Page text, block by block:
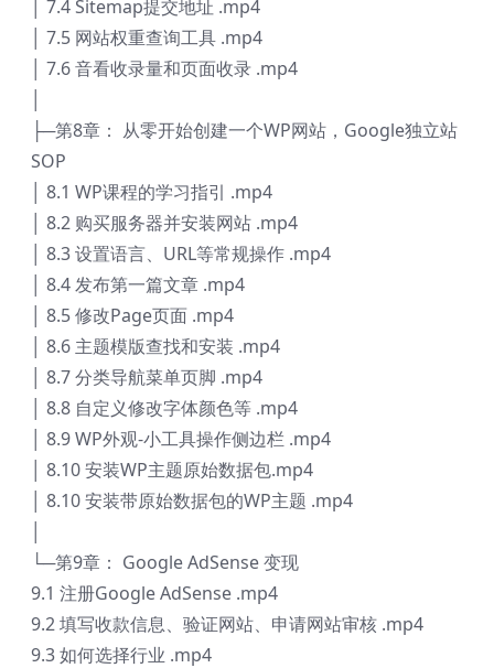
│ 7.4 Sitemap提交地址 .mp4
│ 7.5 网站权重查询工具 .mp4
│ 7.6 音看收录量和页面收录 .mp4
├─第8章： 从零开始创建一个WP网站，Google独立站
SOP
│ 8.1 WP课程的学习指引 .mp4
│ 8.2 购买服务器并安装网站 .mp4
│ 8.3 设置语言、URL等常规操作 .mp4
│ 8.4 发布第一篇文章 .mp4
│ 8.5 修改Page页面 .mp4
│ 8.6 主题模版查找和安装 .mp4
│ 8.7 分类导航菜单页脚 .mp4
│ 8.8 自定义修改字体颜色等 .mp4
│ 8.9 WP外观-小工具操作侧边栏 .mp4
│ 8.10 安装WP主题原始数据包.mp4
│ 8.10 安装带原始数据包的WP主题 .mp4
└─第9章： Google AdSense 变现
9.1 注册Google AdSense .mp4
9.2 填写收款信息、验证网站、申请网站审核 .mp4
9.3 如何选择行业 .mp4